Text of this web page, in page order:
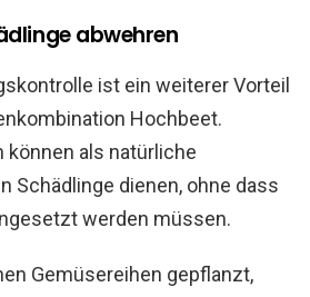
abwehren
ist ein weiterer Vorteil
Hochbeet.
als natürliche
Schädlinge dienen, ohne dass
werden müssen.
Gemüsereihen gepflanzt,